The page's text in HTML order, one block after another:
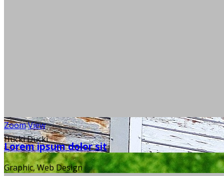
Hucki Ducki
ZoomView
Lorem ipsum dolor sit
Graphic, Web Design